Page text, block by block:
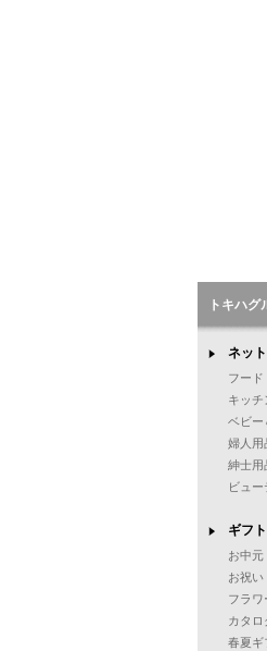
トキハ
ネッ
フード
キッチ
ベビー
婦人用
紳士用
ビュー
ギフト
お中元
お祝い
フラワ
カタロ
春夏ギ